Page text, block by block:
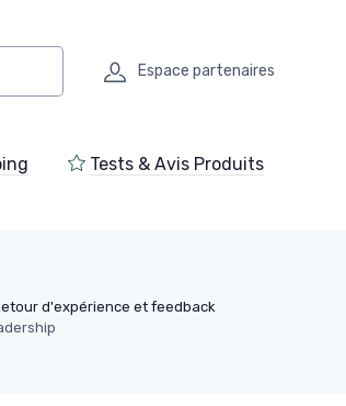
Espace partenaires
Tests & Avis Produits
d'expérience et feedback